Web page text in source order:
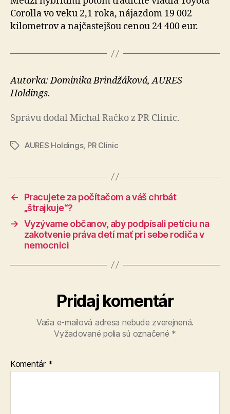
Corolla vo veku 2,1 roka, nájazdom 19 002
kilometrov a najčastejšou cenou 24 400 eur.
Autorka: Dominika Brindžáková, AURES
Holdings.
Správu dodal Michal Račko z PR Clinic.
ZnačkyAURES Holdings, PR Clinic
←
Pracujete za počítačom a váš chrbát
„štrajkuje“?
→ Vyzývame občanov, aby podpísali petíciu na
zakotvenie práva detí mať pri sebe rodiča v
nemocnici
Pridaj komentár
Vaša e-mailová adresa nebude zverejnená.
Vyžadované polia sú označené *
Komentár *